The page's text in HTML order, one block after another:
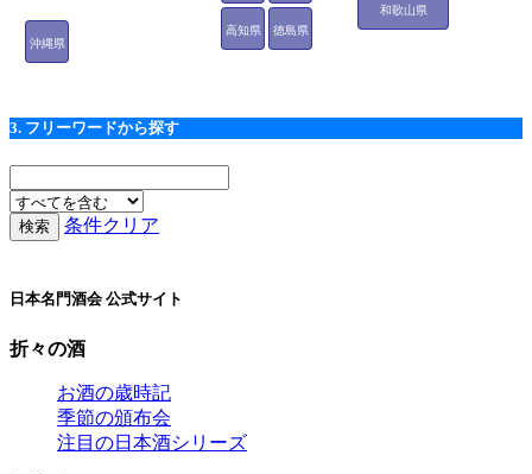
和歌山県
徳島県
高知県
沖縄県
3. フリーワードから探す
条件クリア
日本名門酒会 公式サイト
折々の酒
お酒の歳時記
季節の頒布会
注目の日本酒シリーズ